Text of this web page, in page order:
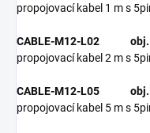
propojovací kabel 1 m s
CABLE-M12-L02 obj.
propojovací kabel 2 m s
CABLE-M12-L05 obj.
propojovací kabel 5 m s